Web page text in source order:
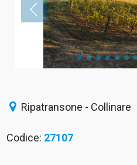
Ripatransone - Collinare
Codice: 27107